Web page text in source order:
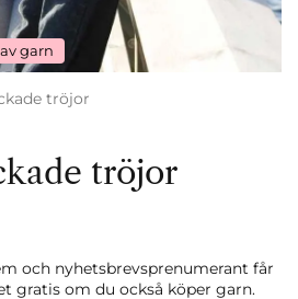
garn
tröjor
tröjor
och nyhetsbrevsprenumerant får
gratis om du också köper garn.